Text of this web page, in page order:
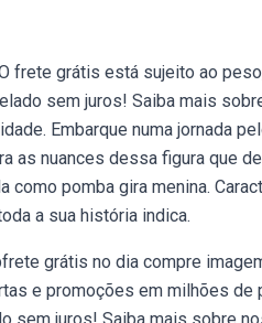
frete grátis está sujeito ao
sem juros! Saiba mais
Embarque numa jornada
as nuances dessa figura que
como pomba gira menina.
a sua história indica.
grátis no dia compre
e promoções em milhões de